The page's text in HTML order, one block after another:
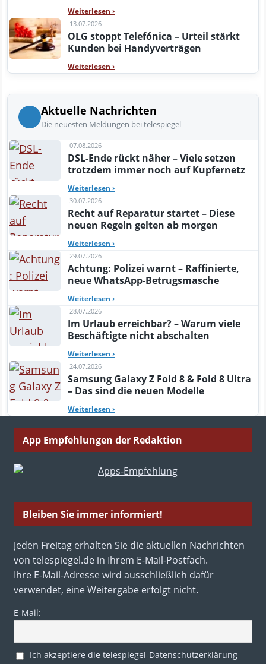
Weiterlesen ›
13.07.2026
OLG stoppt Telefónica – Urteil stärkt
Kunden bei Handyverträgen
Weiterlesen ›
Aktuelle Nachrichten
Die neuesten Meldungen bei telespiegel
07.08.2026
DSL-Ende rückt näher – Viele setzen
trotzdem immer noch auf Kupfernetz
Weiterlesen ›
30.07.2026
Recht auf Reparatur startet – Diese
neuen Regeln gelten ab morgen
Weiterlesen ›
29.07.2026
Achtung: Polizei warnt – Raffinierte,
neue WhatsApp-Betrugsmasche
Weiterlesen ›
28.07.2026
Im Urlaub erreichbar? – Warum viele
Beschäftigte nicht abschalten
Weiterlesen ›
24.07.2026
Samsung Galaxy Z Fold 8 & Fold 8 Ultra
– Das sind die neuen Modelle
Weiterlesen ›
App Empfehlungen der Redaktion
Bleiben Sie immer informiert!
Jeden Freitag erhalten Sie die aktuellen Nachrichten
von telespiegel.de in Ihrem E-Mail-Postfach.
Ihre E-Mail-Adresse wird ausschließlich dafür
verwendet, eine Weitergabe erfolgt nicht.
E-Mail:
Ich akzeptiere die telespiegel-Datenschutzerklärung